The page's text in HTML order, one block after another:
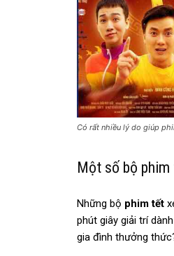
Có rất nhiều lý do giúp
Một số bộ
Những bộ phim tết
phút giây giải trí
gia đình thưởng